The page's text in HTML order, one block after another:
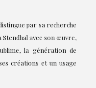
par sa recherche
avec son œuvre,
la génération de
créations et un usage